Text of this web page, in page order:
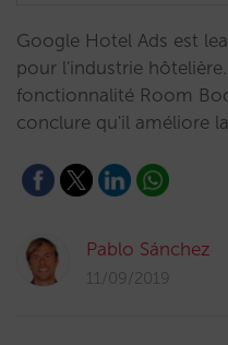
Google Hotel Ads est
pour l'industrie
fonctionnalité Room
conclure qu'il améliore
Pablo Sánchez
11/09/2019